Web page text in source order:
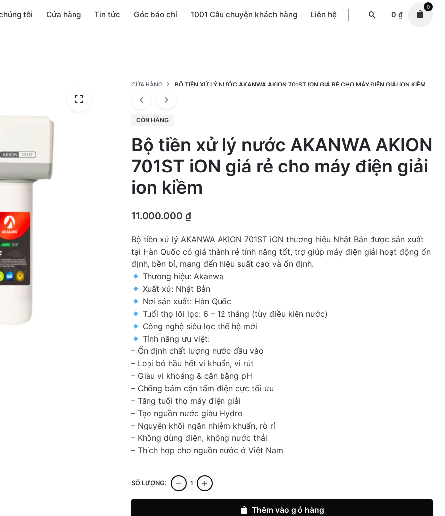
tôi Cửa hàng Tin tức Góc báo chí 1001 Câu chuyện khách hàng Liên hệ 0 ₫
0
CỬA HÀNG BỘ TIỀN XỬ LÝ NƯỚC AKANWA AKION 701ST ION GIÁ RẺ CHO MÁY ĐIỆN GIẢI ION KIỀM
CÒN HÀNG
Bộ tiền xử lý nước AKANWA AKION
701ST iON giá rẻ cho máy điện giải
ion kiềm
11.000.000 ₫
Bộ tiền xử lý AKANWA AKION 701ST iON thương hiệu Nhật Bản được sản xuất
tại Hàn Quốc có giá thành rẻ tính năng tốt, trợ giúp máy điện giải hoạt động ổn
định, bền bỉ, mang đến hiệu suất cao và ổn định.
Thương hiệu: Akanwa
Xuất xứ: Nhật Bản
Nơi sản xuất: Hàn Quốc
Tuổi thọ lõi lọc: 6 – 12 tháng (tùy điều kiện nước)
Công nghệ siêu lọc thế hệ mới
Tính năng ưu việt:
– Ổn định chất lượng nước đầu vào
– Loại bỏ hầu hết vi khuẩn, vi rút
– Giàu vi khoáng & cân bằng pH
– Chống bám cặn tấm điện cực tối ưu
– Tăng tuổi thọ máy điện giải
– Tạo nguồn nước giàu Hydro
– Nguyên khối ngăn nhiễm khuẩn, rò rỉ
– Không dùng điện, không nước thải
– Thích hợp cho nguồn nước ở Việt Nam
SỐ LƯỢNG: Bộ
tiền
Thêm vào giỏ hàng